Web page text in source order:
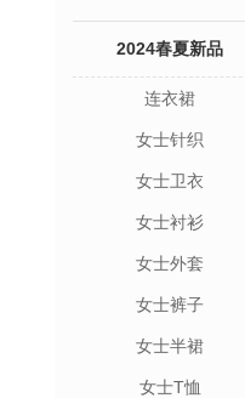
2024春夏新品
连衣裙
女士针织
女士卫衣
女士衬衫
女士外套
女士裤子
女士半裙
女士T恤